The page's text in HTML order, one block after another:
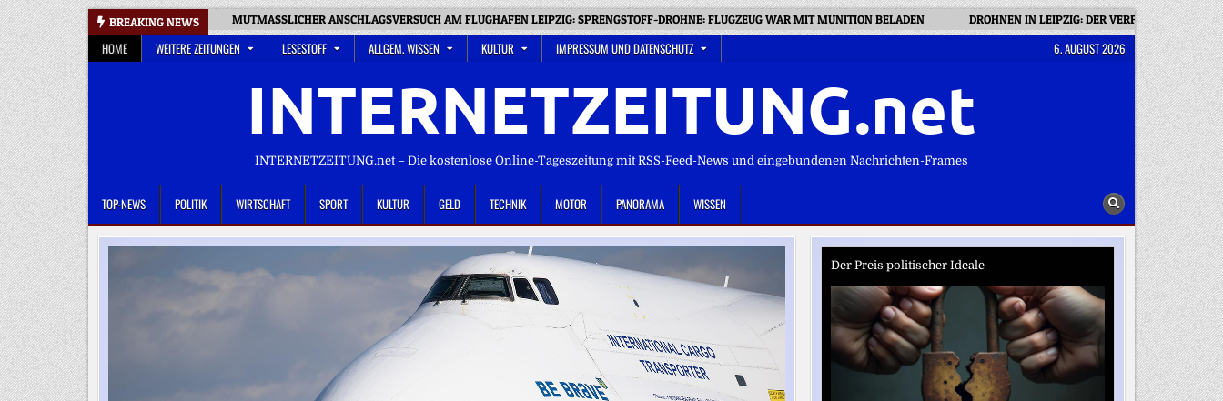
Skip
to
content
BREAKING NEWS MUTMASSLICHER ANSCHLAGSVERSUCH AM FLUGHAFEN LEIPZIG: SPRENGSTOFF-DROHNE: FLUGZEUG WAR MIT MUNITION BELADEN DROHNEN IN LEIPZIG: DER
HOME WEITERE ZEITUNGEN LESESTOFF ALLGEM. WISSEN KULTUR IMPRESSUM UND DATENSCHUTZ 6. AUGUST 2026
INTERNETZEITUNG.net
INTERNETZEITUNG.net – Die kostenlose Online-Tageszeitung mit RSS-Feed-News und eingebundenen Nachrichten-Frames
TOP-NEWS POLITIK WIRTSCHAFT SPORT KULTUR GELD TECHNIK MOTOR PANORAMA WISSEN
Der Preis politischer Ideale